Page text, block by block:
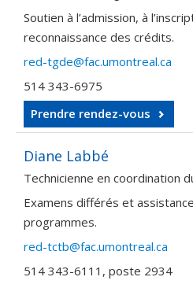
Soutien à l’admission, à
reconnaissance des crédits.
red-tgde@fac.umontreal.ca
514 343-6975
Prendre rendez-vous
Diane Labbé
Technicienne en coordination
Examens différés et
programmes.
red-tctb@fac.umontreal.ca
514 343-6111, poste 2934